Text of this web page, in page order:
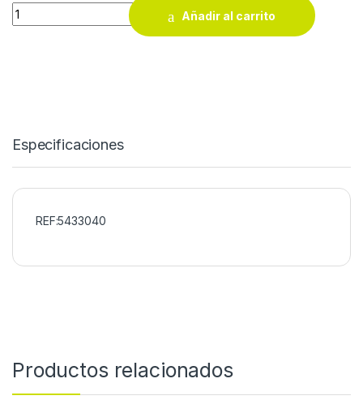
Generador gasolina Ayerbe LX5500 E MN quantity
Añadir al carrito
Especificaciones
REF:5433040
Productos relacionados